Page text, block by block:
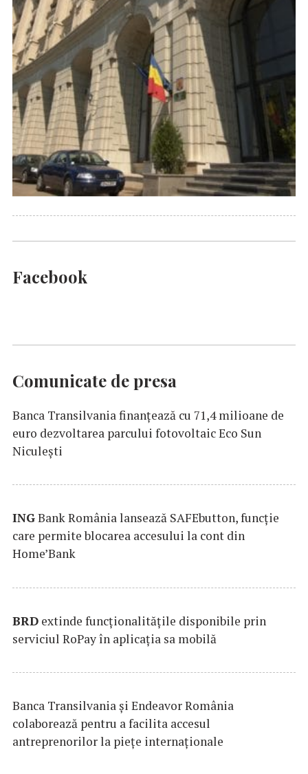
Facebook
Comunicate de presa
Banca Transilvania finanțează cu 71,4 milioane de
euro dezvoltarea parcului fotovoltaic Eco Sun
Niculești
INGBank România lansează SAFEbutton, funcţie
care permite blocarea accesului la cont din
Home’Bank
BRD extinde funcţionalităţile disponibile prin
serviciul RoPay în aplicaţia sa mobilă
Banca Transilvania şi Endeavor România
colaborează pentru a facilita accesul
antreprenorilor la pieţe internaţionale